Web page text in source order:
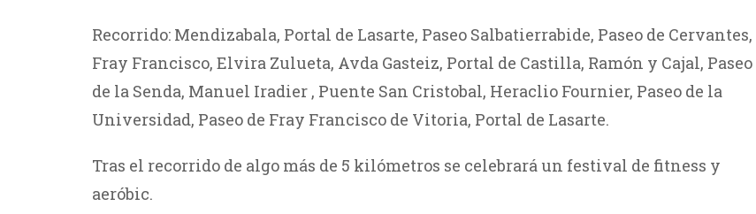
Recorrido: Mendizabala, Portal de Lasarte, Paseo Salbatierrabide, Paseo de Cervantes,
Fray Francisco, Elvira Zulueta, Avda Gasteiz, Portal de Castilla, Ramón y Cajal, Paseo
de la Senda, Manuel Iradier , Puente San Cristobal, Heraclio Fournier, Paseo de la
Universidad, Paseo de Fray Francisco de Vitoria, Portal de Lasarte.
Tras el recorrido de algo más de 5 kilómetros se celebrará un festival de fitness y
aeróbic.